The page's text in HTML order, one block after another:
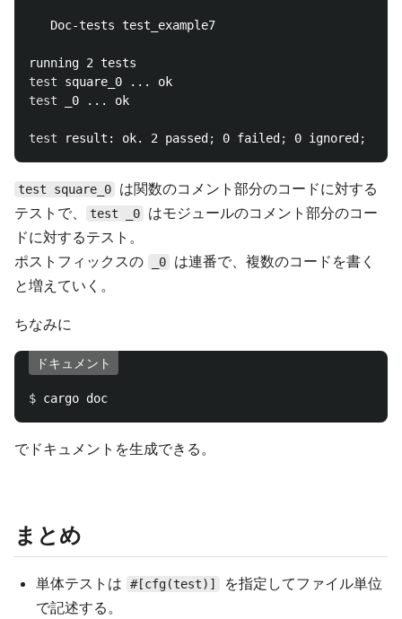
Doc-tests test_example7
test
test
_0 ... ok
test result: ok. 2 passed ; 0 failed ; 0 ignored ;
test square_0
は関数のコメント部分のコードに対する
テストで、
test _0
はモジュールのコメント部分のコー
ドに対するテスト。
ポストフィックスの
_0
は連番で、複数のコードを書く
と増えていく。
ちなみに
ドキュメント
$
でドキュメントを生成できる。
まとめ
単体テストは #[cfg(test)]
を指定してファイル単位
で記述する。